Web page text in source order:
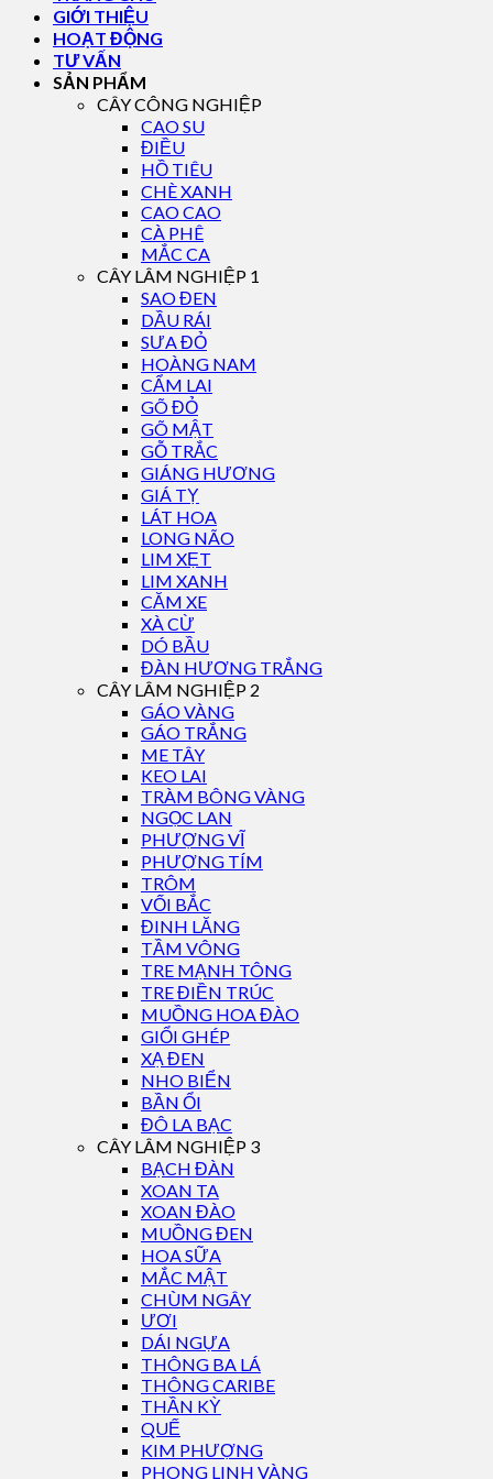
GIỚI THIỆU
HOẠT ĐỘNG
TƯ VẤN
SẢN PHẨM
CÂY CÔNG NGHIỆP
CAO SU
ĐIỀU
HỒ TIÊU
CHÈ XANH
CAO CAO
CÀ PHÊ
MẮC CA
CÂY LÂM NGHIỆP 1
SAO ĐEN
DẦU RÁI
SƯA ĐỎ
HOÀNG NAM
CẨM LAI
GÕ ĐỎ
GÕ MẬT
GỖ TRẮC
GIÁNG HƯƠNG
GIÁ TỴ
LÁT HOA
LONG NÃO
LIM XẸT
LIM XANH
CĂM XE
XÀ CỪ
DÓ BẦU
ĐÀN HƯƠNG TRẮNG
CÂY LÂM NGHIỆP 2
GÁO VÀNG
GÁO TRẮNG
ME TÂY
KEO LAI
TRÀM BÔNG VÀNG
NGỌC LAN
PHƯỢNG VĨ
PHƯỢNG TÍM
TRÔM
VỐI BẮC
ĐINH LĂNG
TẦM VÔNG
TRE MẠNH TÔNG
TRE ĐIỀN TRÚC
MUỒNG HOA ĐÀO
GIỔI GHÉP
XẠ ĐEN
NHO BIỂN
BẦN ỔI
ĐÔ LA BẠC
CÂY LÂM NGHIỆP 3
BẠCH ĐÀN
XOAN TA
XOAN ĐÀO
MUỒNG ĐEN
HOA SỮA
MẮC MẬT
CHÙM NGÂY
ƯƠI
DÁI NGỰA
THÔNG BA LÁ
THÔNG CARIBE
THẦN KỲ
QUẾ
KIM PHƯỢNG
PHONG LINH VÀNG